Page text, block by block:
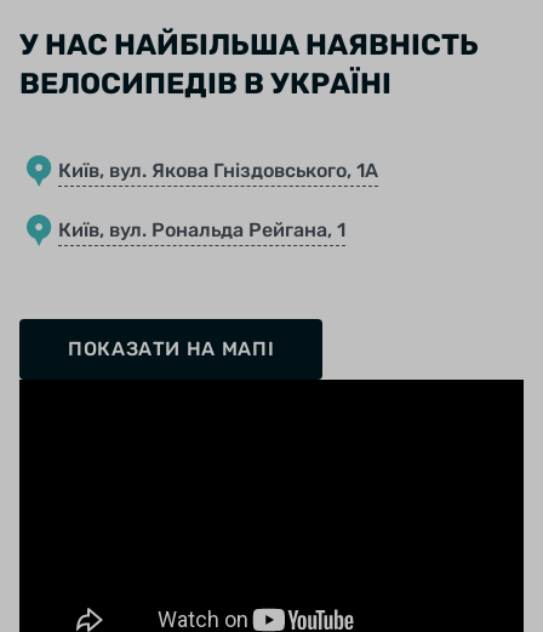
У НАС НАЙБІЛЬША НАЯВНІСТЬ
ВЕЛОСИПЕДІВ В УКРАЇНІ
Київ, вул. Якова Гніздовського, 1А
Київ, вул. Рональда Рейгана, 1
ПОКАЗАТИ НА МАПІ